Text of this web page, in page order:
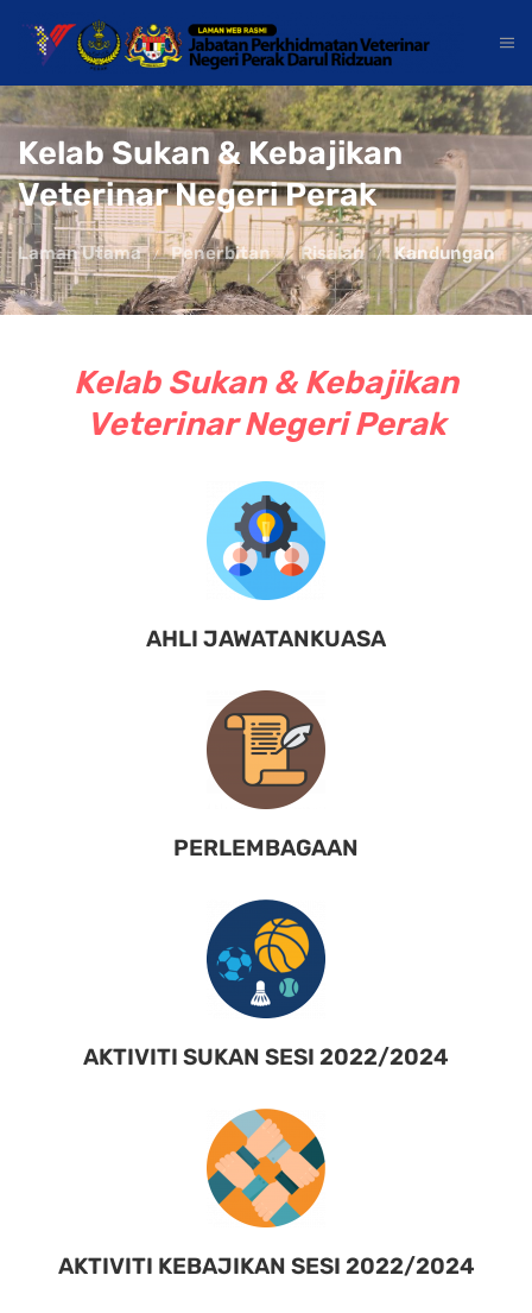
Kelab Sukan & Kebajikan
Veterinar Negeri Perak
Laman Utama Penerbitan Risalah Kandungan
Kelab Sukan & Kebajikan
Veterinar Negeri Perak
AHLI JAWATANKUASA
PERLEMBAGAAN
AKTIVITI SUKAN SESI 2022/2024
AKTIVITI KEBAJIKAN SESI 2022/2024